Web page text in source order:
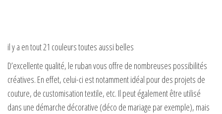
il y a en tout 21 couleurs toutes aussi belles
D’excellente qualité, le ruban vous offre de nombreuses possibilités
créatives. En effet, celui-ci est notamment idéal pour des projets de
couture, de customisation textile, etc. Il peut également être utilisé
dans une démarche décorative (déco de mariage par exemple), mais